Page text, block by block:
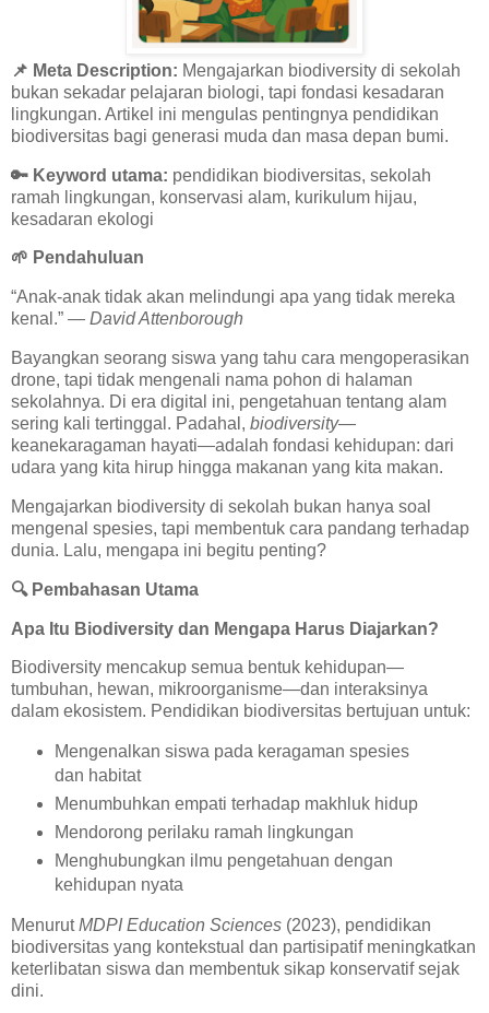
📌 Meta Description: Mengajarkan biodiversity di sekolah
bukan sekadar pelajaran biologi, tapi fondasi kesadaran
lingkungan. Artikel ini mengulas pentingnya pendidikan
biodiversitas bagi generasi muda dan masa depan bumi.
🔑 Keyword utama: pendidikan biodiversitas, sekolah
ramah lingkungan, konservasi alam, kurikulum hijau,
kesadaran ekologi
🌱 Pendahuluan
“Anak-anak tidak akan melindungi apa yang tidak mereka
kenal.” — David Attenborough
Bayangkan seorang siswa yang tahu cara mengoperasikan
drone, tapi tidak mengenali nama pohon di halaman
sekolahnya. Di era digital ini, pengetahuan tentang alam
sering kali tertinggal. Padahal, biodiversity—
keanekaragaman hayati—adalah fondasi kehidupan: dari
udara yang kita hirup hingga makanan yang kita makan.
Mengajarkan biodiversity di sekolah bukan hanya soal
mengenal spesies, tapi membentuk cara pandang terhadap
dunia. Lalu, mengapa ini begitu penting?
🔍Pembahasan Utama
Apa Itu Biodiversity dan Mengapa Harus Diajarkan?
Biodiversity mencakup semua bentuk kehidupan—
tumbuhan, hewan, mikroorganisme—dan interaksinya
dalam ekosistem. Pendidikan biodiversitas bertujuan untuk:
Mengenalkan siswa pada keragaman spesies
dan habitat
Menumbuhkan empati terhadap makhluk hidup
Mendorong perilaku ramah lingkungan
Menghubungkan ilmu pengetahuan dengan
kehidupan nyata
MenurutMDPI Education Sciences (2023), pendidikan
biodiversitas yang kontekstual dan partisipatif meningkatkan
keterlibatan siswa dan membentuk sikap konservatif sejak
dini.